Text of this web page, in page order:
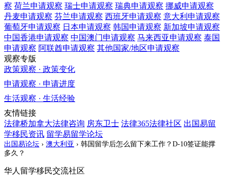
察 荷兰申请观察 瑞士申请观察 瑞典申请观察 挪威申请观察
丹麦申请观察 芬兰申请观察 西班牙申请观察 意大利 申请观察
葡萄牙申请观察 日本申请观察 韩国申请观察 新加坡申请观察
中国香港申请观察 中国澳门申请观察 马来西亚申请观察 泰国
申请观察 阿联酋申请观察 其他国家/地区申请观察
观察专版
政策观察 · 政策变化
申请观察 · 申请进度
生活观察 · 生活经验
友情链接
法律桥加拿大法律咨询 房东卫士 法律365法律社区 出国易留
学移民资讯 留学易留学论坛
出国易论坛 › 澳大利亚 › 韩国留学后怎么留下来工作？D-10签证能撑
多久？
华人留学移民交流社区